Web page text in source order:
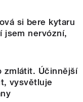
si bere kytaru
jsem nervózní,
zmlátit. Účinnější
vysvětluje